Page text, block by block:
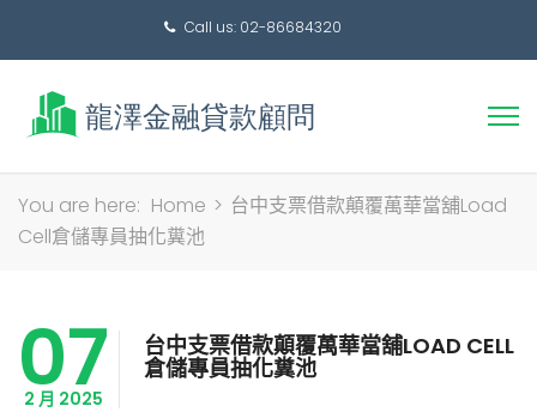
Call us: 02-86684320
搜
You are here: Home > 台中支票借款顛覆萬華當舖Load
Cell倉儲專員抽化糞池
07
2 月 2025
台中支票借款顛覆萬華當舖LOAD CELL
倉儲專員抽化糞池